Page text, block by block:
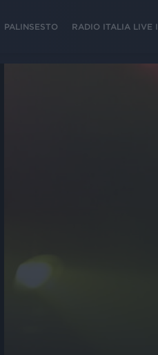
PALINSESTO RADIO ITALIA LIVE